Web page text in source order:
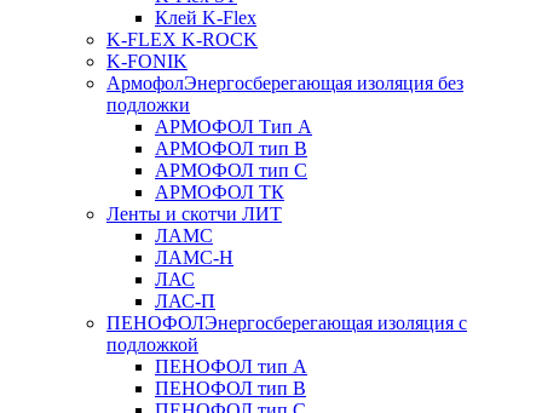
Клей K-Flex
K-FLEX K-ROCK
K-FONIK
АрмофолЭнергосберегающая изоляция без
подложки
АРМОФОЛ Тип А
АРМОФОЛ тип В
АРМОФОЛ тип C
АРМОФОЛ ТК
Ленты и скотчи ЛИТ
ЛАМС
ЛАМС-Н
ЛАС
ЛАС-П
ПЕНОФОЛЭнергосберегающая изоляция с
подложкой
ПЕНОФОЛ тип А
ПЕНОФОЛ тип B